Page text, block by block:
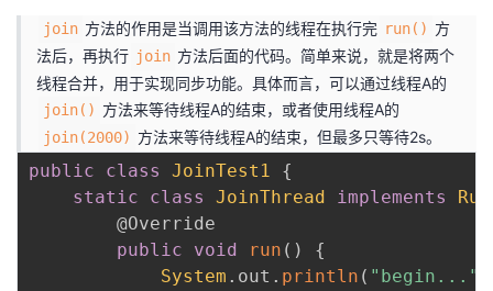
join 方法的作用是当调用该方法的线程在执行完 run() 方
法后，再执行 join 方法后面的代码。简单来说，就是将两个
线程合并，用于实现同步功能。具体而言，可以通过线程A的
join() 方法来等待线程A的结束，或者使用线程A的
join(2000) 方法来等待线程A的结束，但最多只等待2s。
public class JoinTest1
{
static
class JoinThread implements
@Override
public
void run ( )
{
System . out . println ( "begin..."